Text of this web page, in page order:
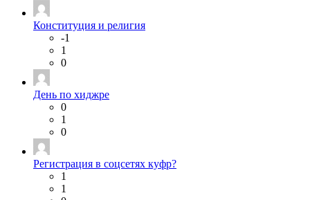
Конституция и религия
-1
1
0
День по хиджре
0
1
0
Регистрация в соцсетях куфр?
1
1